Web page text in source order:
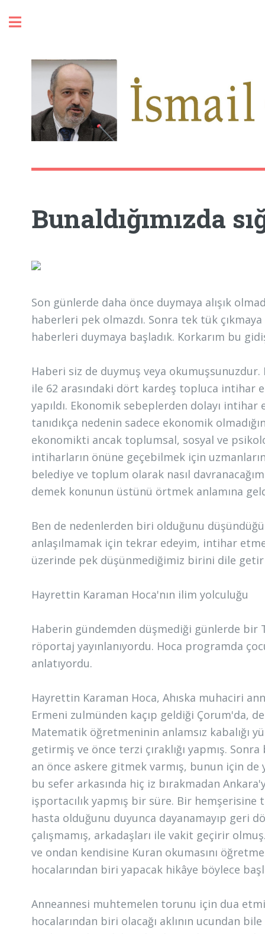
Bunaldığımızda
Son günlerde daha önce duymaya alışık
haberleri pek olmazdı. Sonra tek tük
haberleri duymaya başladık. Korkarım bu
Haberi siz de duymuş veya
ile 62 arasındaki dört kardeş topluca
yapıldı. Ekonomik sebeplerden dolayı
tanıdıkça nedenin sadece ekonomik
ekonomikti ancak toplumsal, sosyal ve
intiharların önüne geçebilmek için
belediye ve toplum olarak nasıl
demek konunun üstünü örtmek anlamına
Ben de nedenlerden biri olduğunu
anlaşılmamak için tekrar edeyim, intihar
üzerinde pek düşünmediğimiz birini dile
Hayrettin Karaman Hoca'nın ilim yolculuğu
Haberin gündemden düşmediği günlerde bir
röportaj yayınlanıyordu. Hoca programda
anlatıyordu.
Hayrettin Karaman Hoca, Ahıska muhaciri
Ermeni zulmünden kaçıp geldiği Çorum'da,
Matematik öğretmeninin anlamsız kabalığı
getirmiş ve önce terzi çıraklığı yapmış. Sonra
an önce askere gitmek varmış, bunun için
bu sefer arkasında hiç iz bırakmadan
işportacılık yapmış bir süre. Bir
hasta olduğunu duyunca dayanamayıp geri
çalışmamış, arkadaşları ile vakit geçirir
ve ondan kendisine Kuran okumasını
hocalarından biri yapacak hikâye böylece
Anneannesi muhtemelen torunu için dua
hocalarından biri olacağı aklının ucundan